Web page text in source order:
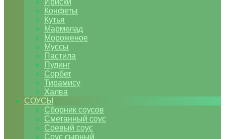
Ириски
Конфеты
Кутья
Мармелад
Мороженое
Муссы
Пастила
Пудинг
Сорбет
Тирамису
Халва
СОУСЫ
Сборник соусов
Сметанный соус
Соевый соус
Соус сырный